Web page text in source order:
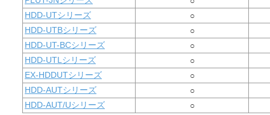
HDD-UTシリーズ
○
HDD-UTBシリーズ
○
HDD-UT-BCシリーズ
○
HDD-UTLシリーズ
○
EX-HDDUTシリーズ
○
HDD-AUTシリーズ
○
HDD-AUT/Uシリーズ
○